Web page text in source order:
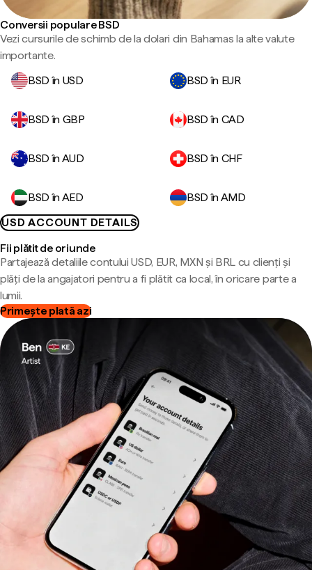
Conversii populare BSD
Vezi cursurile de schimb de la dolari din Bahamas la alte valute
importante.
BSD în USD
BSD în EUR
BSD în GBP BSD în CAD
BSD în AUD BSD în CHF
BSD în AED
BSD în AMD
USD ACCOUNT DETAILS
Fii plătit de oriunde
Partajează detaliile contului USD, EUR, MXN și BRL cu clienți și
plăți de la angajatori pentru a fi plătit ca local, în oricare parte a
lumii.
Primește plată azi